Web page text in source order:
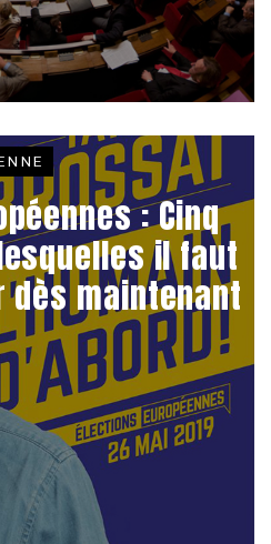
: Cinq
il faut
dès maintenant